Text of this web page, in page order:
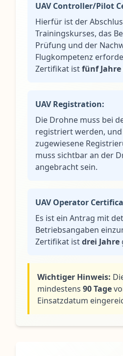
UAV Controller/Pilot
Hierfür ist der
Trainingskurses, das
Prüfung und der
Flugkompetenz
Zertifikat istfünf Jahre
UAV Registration:
Die Drohne muss bei
registriert werden,
zugewiesene
muss sichtbar an der
angebracht sein.
UAV Operator
Es ist ein Antrag mit
Betriebsangaben
Zertifikat istdrei Jahre
Wichtiger Hinweis:
mindestens 90 Tage
Einsatzdatum